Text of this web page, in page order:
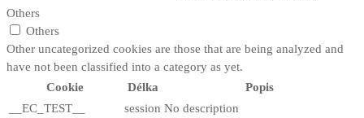
Others
Others
Other uncategorized cookies are those that are being analyzed and
have not been classified into a category as yet.
Cookie
Délka
Popis
__EC_TEST__
session No description